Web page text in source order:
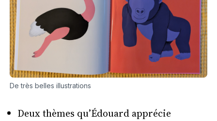
De très belles illustrations
Deux thèmes qu’Édouard apprécie